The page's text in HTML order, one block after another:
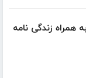
همراه زندگی نامه